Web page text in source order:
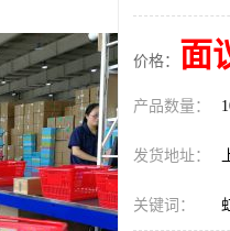
价格： 面
产品数量：
发货地址：
关键词：